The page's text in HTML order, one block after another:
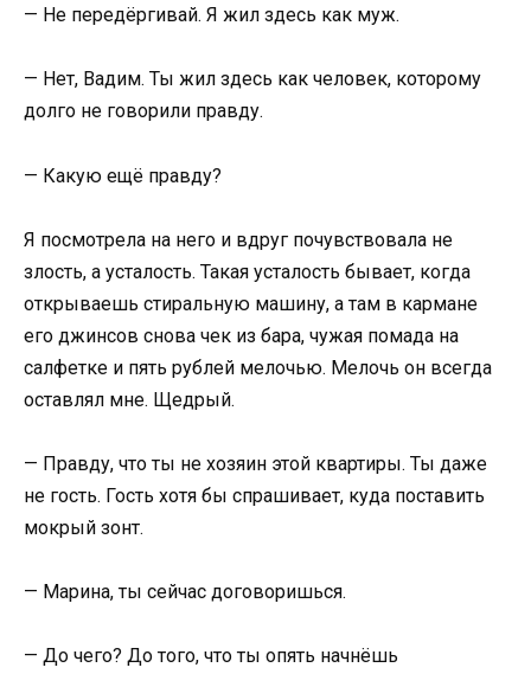
— Не передёргивай. Я жил здесь как муж.
— Нет, Вадим. Ты жил здесь как человек, которому
долго не говорили правду.
— Какую ещё правду?
Я посмотрела на него и вдруг почувствовала не
злость, а усталость. Такая усталость бывает, когда
открываешь стиральную машину, а там в кармане
его джинсов снова чек из бара, чужая помада на
салфетке и пять рублей мелочью. Мелочь он всегда
оставлял мне. Щедрый.
— Правду, что ты не хозяин этой квартиры. Ты даже
не гость. Гость хотя бы спрашивает, куда поставить
мокрый зонт.
— Марина, ты сейчас договоришься.
— До чего? До того, что ты опять начнёшь